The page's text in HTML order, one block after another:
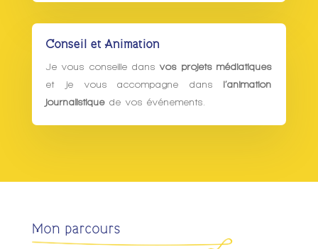
Conseil et Animation
Je vous conseille dans vos projets médiatiques
et je vous accompagne dansl’animation
journalistique de vos événements.
Mon parcours